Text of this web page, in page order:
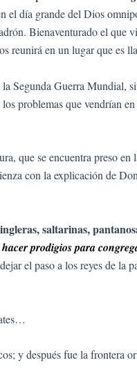
el día grande del Dios
Bienaventurado el que
reunirá en un lugar que es
Segunda Guerra Mundial,
problemas que vendrían
que se encuentra preso en
con la explicación de
saltarinas,
prodigios para
el paso a los reyes de la
y después fue la frontera